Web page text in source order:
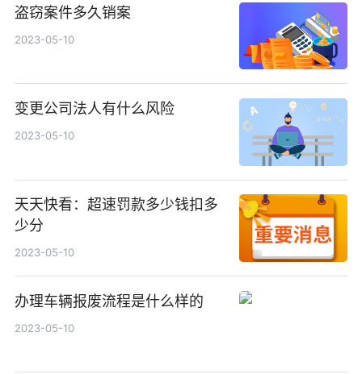
盗窃案件多久销案
2023-05-10
变更公司法人有什么风险
2023-05-10
天天快看：超速罚款多少钱扣多
少分
2023-05-10
办理车辆报废流程是什么样的
2023-05-10